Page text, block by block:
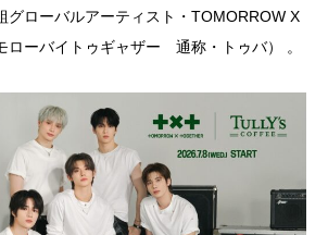
グローバルアーティスト・TOMORROW X
ローバイトゥギャザー 通称・トゥバ） 。